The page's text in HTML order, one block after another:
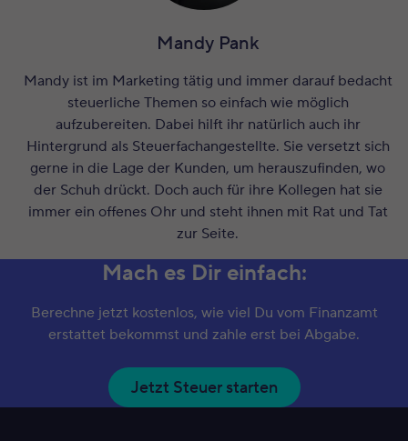
Mandy Pank
Mandy ist im Marketing tätig und immer darauf bedacht
steuerliche Themen so einfach wie möglich
aufzubereiten. Dabei hilft ihr natürlich auch ihr
Hintergrund als Steuerfachangestellte. Sie versetzt sich
gerne in die Lage der Kunden, um herauszufinden, wo
der Schuh drückt. Doch auch für ihre Kollegen hat sie
immer ein offenes Ohr und steht ihnen mit Rat und Tat
zur Seite.
Mach es Dir einfach:
Berechne jetzt kostenlos, wie viel Du vom Finanzamt
erstattet bekommst und zahle erst bei Abgabe.
Jetzt Steuer starten